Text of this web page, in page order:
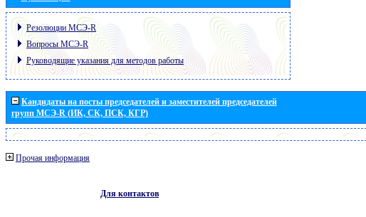
Резолюции МСЭ-R
Вопросы МСЭ-R
Руководящие указания для методов работы
Кандидаты на посты председателей и заместителей председателей
групп МСЭ-R (ИК, СК, ПСК, КГР)
Прочая информация
Для контактов